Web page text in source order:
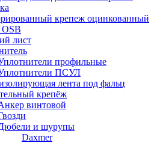
крепеж оцинкованный
лист
профильные
ПСУЛ
лента под фальц
крепёж
винтовой
и шурупы
Daxmer